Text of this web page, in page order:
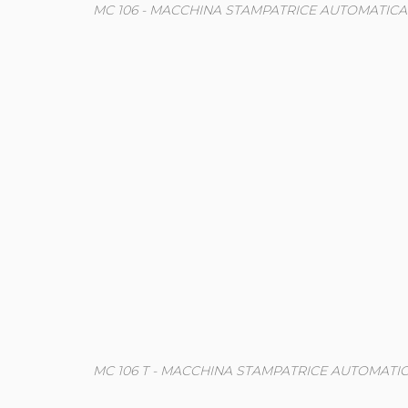
MC 106 - MACCHINA STAMPATRICE AUTOMATICA
MC 106 T - MACCHINA STAMPATRICE